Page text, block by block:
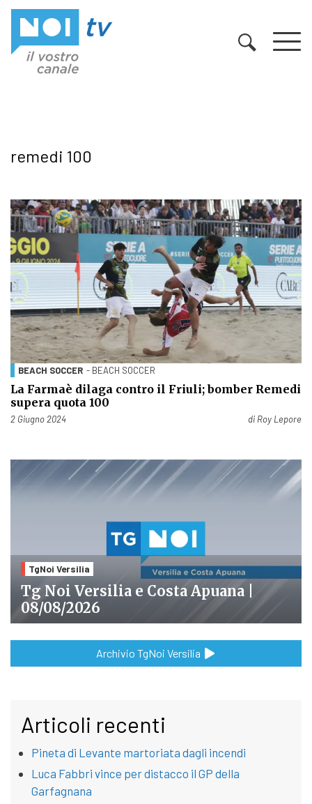
remedi 100
BEACH SOCCER - BEACH SOCCER
La Farmaè dilaga contro il Friuli; bomber Remedi
supera quota 100
Pubblicato il
2 Giugno 2024 di Roy Lepore
TgNoi Versilia
Tg Noi Versilia e Costa Apuana |
08/08/2026
Archivio TgNoi Versilia
Articoli recenti
Pineta di Levante martoriata dagli incendi
Luca Fabbri vince per distacco il GP della
Garfagnana